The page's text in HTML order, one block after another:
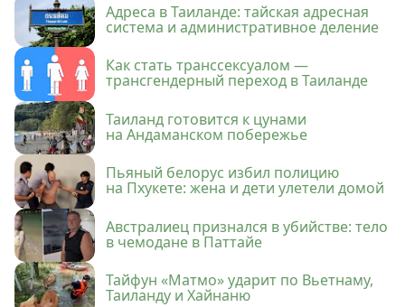
Адреса в Таиланде: тайская адресная
система и административное деление
Как стать транссексуалом —
трансгендерный переход в Таиланде
Таиланд готовится к цунами
на Андаманском побережье
Пьяный белорус избил полицию
на Пхукете: жена и дети улетели домой
Австралиец признался в убийстве: тело
в чемодане в Паттайе
Тайфун «Матмо» ударит по Вьетнаму,
Таиланду и Хайнаню